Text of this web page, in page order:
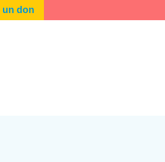
un don